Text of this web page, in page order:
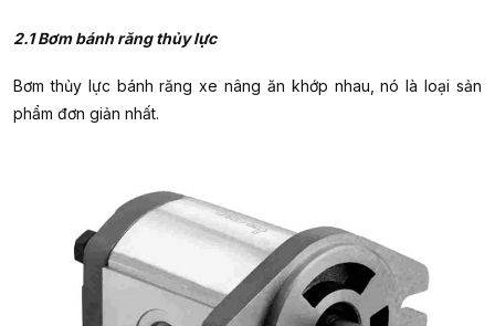
2.1 Bơm bánh răng thủy lực
Bơm thủy lực bánh răng xe nâng ăn khớp nhau, nó là loại sản
phẩm đơn giản nhất.